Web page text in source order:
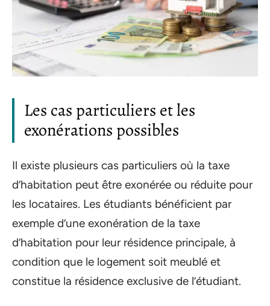
Les cas particuliers et les
exonérations possibles
Il existe plusieurs cas particuliers où la taxe
d’habitation peut être exonérée ou réduite pour
les locataires. Les étudiants bénéficient par
exemple d’une exonération de la taxe
d’habitation pour leur résidence principale, à
condition que le logement soit meublé et
constitue la résidence exclusive de l’étudiant.